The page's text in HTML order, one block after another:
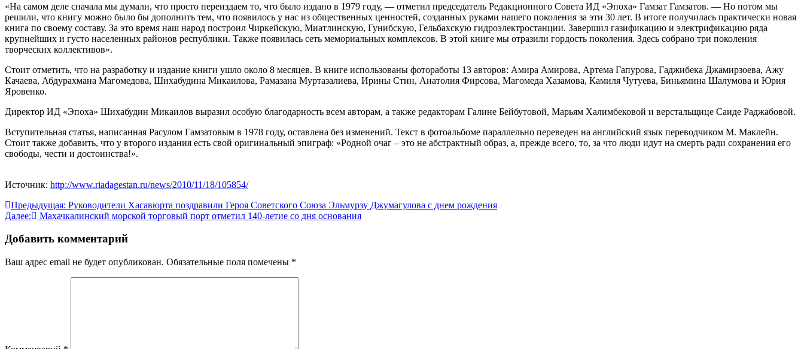
«На самом деле сначала мы думали, что просто переиздаем то, что было издано в 1979 году, — отметил председатель Редакционного Совета ИД «Эпоха» Гамзат Гамзатов. — Но потом мы
решили, что книгу можно было бы дополнить тем, что появилось у нас из общественных ценностей, созданных руками нашего поколения за эти 30 лет. В итоге получилась практически новая
книга по своему составу. За это время наш народ построил Чиркейскую, Миатлинскую, Гунибскую, Гельбахскую гидроэлектростанции. Завершил газификацию и электрификацию ряда
крупнейших и густо населенных районов республики. Также появилась сеть мемориальных комплексов. В этой книге мы отразили гордость поколения. Здесь собрано три поколения
творческих коллективов».
Стоит отметить, что на разработку и издание книги ушло около 8 месяцев. В книге использованы фотоработы 13 авторов: Амира Амирова, Артема Гапурова, Гаджибека Джамирзоева, Ажу
Качаева, Абдурахмана Магомедова, Шихабудина Микаилова, Рамазана Муртазалиева, Ирины Стин, Анатолия Фирсова, Магомеда Хазамова, Камиля Чутуева, Биньямина Шалумова и Юрия
Яровенко.
Директор ИД «Эпоха» Шихабудин Микаилов выразил особую благодарность всем авторам, а также редакторам Галине Бейбутовой, Марьям Халимбековой и верстальщице Саиде Раджабовой.
Вступительная статья, написанная Расулом Гамзатовым в 1978 году, оставлена без изменений. Текст в фотоальбоме параллельно переведен на английский язык переводчиком М. Маклейн.
Стоит также добавить, что у второго издания есть свой оригинальный эпиграф: «Родной очаг – это не абстрактный образ, а, прежде всего, то, за что люди идут на смерть ради сохранения его
свободы, чести и достоинства!».
Источник: http://www.riadagestan.ru/news/2010/11/18/105854/
Навигация
по
записям
Предыдущая: Руководители Хасавюрта поздравили Героя Советского Союза Эльмурзу Джумагулова с днем рождения
Далее:
Махачкалинский морской торговый порт отметил 140-летие со дня основания
Добавить комментарий
Ваш адрес email не будет опубликован. Обязательные поля помечены *